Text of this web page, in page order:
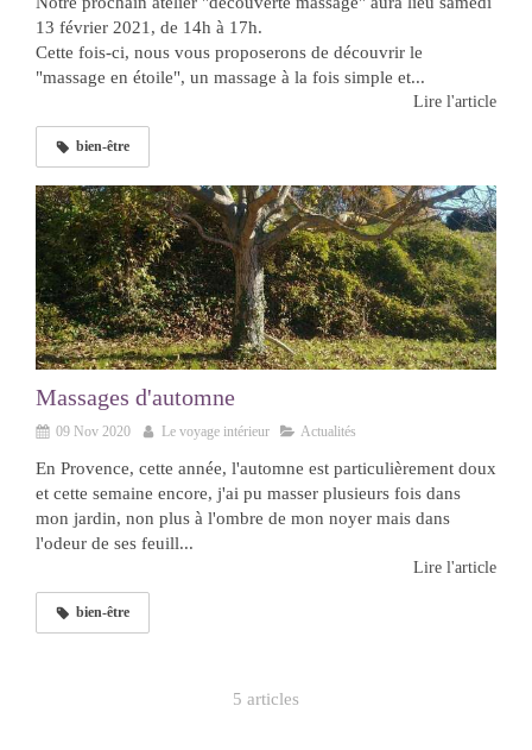
13 février 2021, de 14h à 17h.
Cette fois-ci, nous vous proposerons de découvrir le
"massage en étoile", un massage à la fois simple et...
Lire l'article
bien-être
Massages d'automne
09 Nov 2020 Le voyage intérieur Actualités
En Provence, cette année, l'automne est particulièrement doux
et cette semaine encore, j'ai pu masser plusieurs fois dans
mon jardin, non plus à l'ombre de mon noyer mais dans
l'odeur de ses feuill...
Lire l'article
bien-être
5 articles